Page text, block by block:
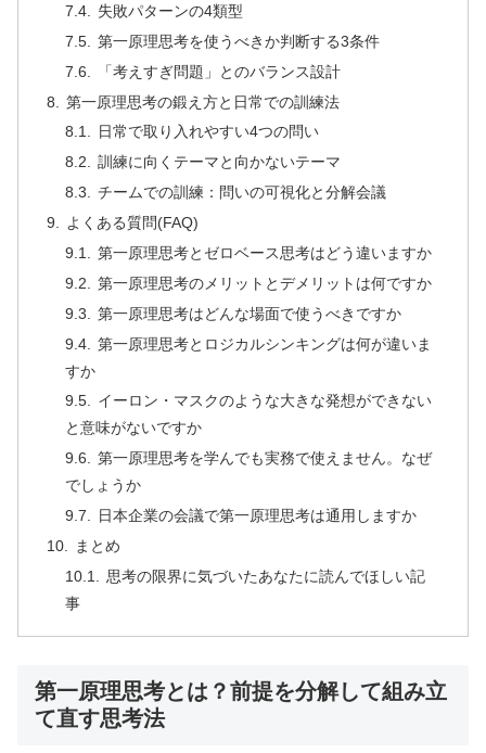
失敗パターンの4類型
第一原理思考を使うべきか判断する3条件
「考えすぎ問題」とのバランス設計
第一原理思考の鍛え方と日常での訓練法
日常で取り入れやすい4つの問い
訓練に向くテーマと向かないテーマ
チームでの訓練：問いの可視化と分解会議
よくある質問(FAQ)
第一原理思考とゼロベース思考はどう違いますか
第一原理思考のメリットとデメリットは何ですか
第一原理思考はどんな場面で使うべきですか
第一原理思考とロジカルシンキングは何が違いま
すか
イーロン・マスクのような大きな発想ができない
と意味がないですか
第一原理思考を学んでも実務で使えません。なぜ
でしょうか
日本企業の会議で第一原理思考は通用しますか
まとめ
思考の限界に気づいたあなたに読んでほしい記
事
第一原理思考とは？前提を分解して組み立
て直す思考法